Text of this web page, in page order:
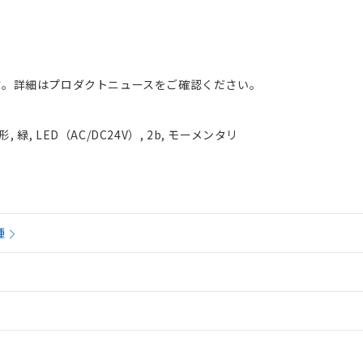
詳細はプロダクトニュースをご確認ください。
緑, LED（AC/DC24V）, 2b, モーメンタリ